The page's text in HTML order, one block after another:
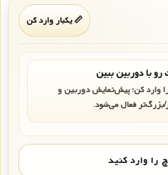
📏 یکبار وارد کن
با دوربین ببین
وارد کن؛ پیش‌نمایش دوربین و
بزرگ‌تر فعال می‌شود.
را وارد کنید